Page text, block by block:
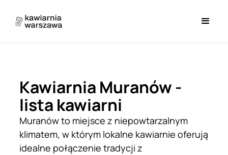
Kawiarnia Muranów -
lista kawiarni
Muranów to miejsce z niepowtarzalnym
klimatem, w którym lokalne kawiarnie oferują
idealne połączenie tradycji z